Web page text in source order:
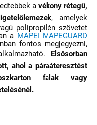
a vékony rétegű,
, amelyek
polipropilén szövetet
a MAPEI MAPEGUARD
fontos megjegyezni,
Elsősorban
ahol a páraáteresztést
falak vagy